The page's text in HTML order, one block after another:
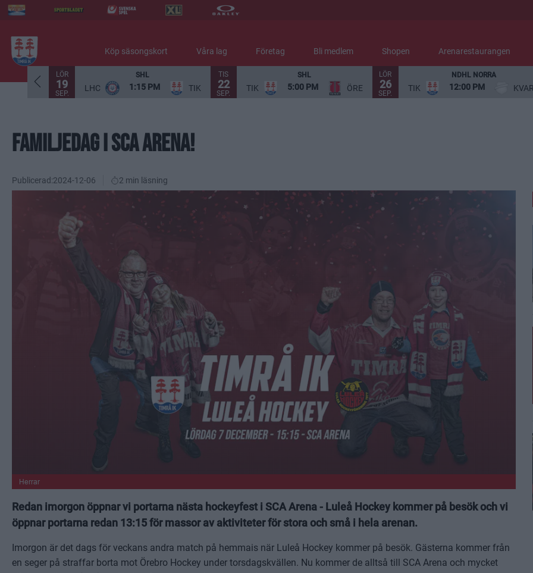
Köp säsongskort Våra lag Företag Bli medlem Shopen Arenarestaurangen
LÖR
19
SEP.
SHL
LHC 1:15 PM TIK
TIS
22
SEP.
SHL
TIK 5:00 PM ÖRE
LÖR
26
SEP.
NDHL NORRA
TIK 12:00 PM
FAMILJEDAG I SCA ARENA!
Publicerad:2024-12-06 2 min läsning
Herrar
Redan imorgon öppnar vi portarna nästa hockeyfest i SCA Arena - Luleå Hockey kommer på besök och vi
öppnar portarna redan 13:15 för massor av aktiviteter för stora och små i hela arenan.
Imorgon är det dags för veckans andra match på hemmais när Luleå Hockey kommer på besök. Gästerna kommer från
en seger på straffar borta mot Örebro Hockey under torsdagskvällen. Nu kommer de alltså till SCA Arena och mycket